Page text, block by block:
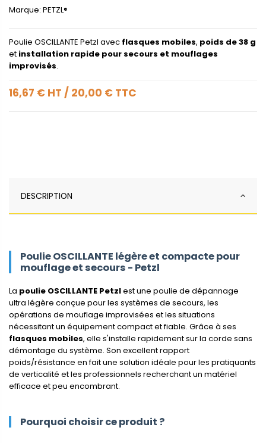
Marque: PETZL®
Poulie OSCILLANTE Petzl avec flasques mobiles, poids de 38 g
et installation rapide pour secours et mouflages
improvisés.
16,67 € HT / 20,00 € TTC
DESCRIPTION
Poulie OSCILLANTE légère et compacte pour
mouflage et secours - Petzl
La poulie OSCILLANTE Petzlest une poulie de dépannage
ultra légère conçue pour les systèmes de secours, les
opérations de mouflage improvisées et les situations
nécessitant un équipement compact et fiable. Grâce à ses
flasques mobiles, elle s'installe rapidement sur la corde sans
démontage du système. Son excellent rapport
poids/résistance en fait une solution idéale pour les pratiquants
de verticalité et les professionnels recherchant un matériel
efficace et peu encombrant.
Pourquoi choisir ce produit ?